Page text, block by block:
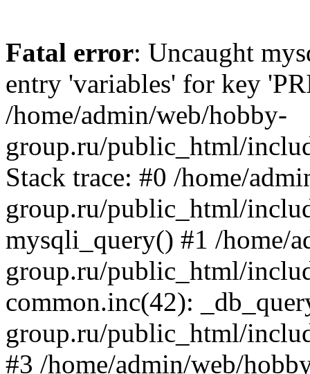
Fatal error: Uncaught
entry 'variables' for key
/home/admin/web/hobby-
group.ru/public_html/
Stack trace: #0 /home/
group.ru/public_html/
mysqli_query() #1 /home/
group.ru/public_html/
common.inc(42):
group.ru/public_html/
#3 /home/admin/web/